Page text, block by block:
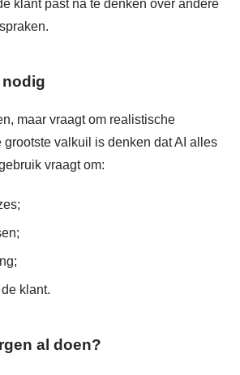
klant past na te denken over andere
maar vraagt om realistische
valkuil is denken dat AI alles
vraagt om:
klant.
al doen?